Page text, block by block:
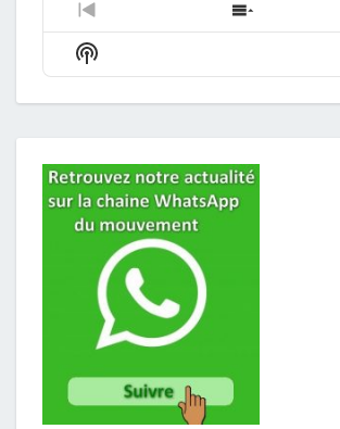
Previous
Episode
Show
Episodes
Show
Podcast